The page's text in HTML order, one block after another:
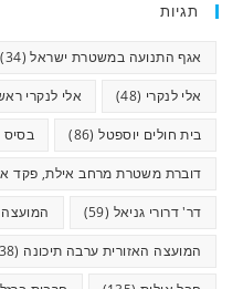
תגיות
אגף התנועה במשטרת ישראל(34)
אלי לנקרי (48) אלי לנקרי
בית חולים יוספטל(86) בסיס
דוברת משטרת מרחב אילת, פקד
דר' דרורי גניאל (59) המועצה
המועצה האזורית ערבה תיכונה (38)